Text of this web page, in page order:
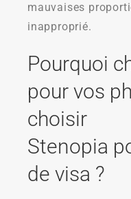
mauvaises
inapproprié.
Pourquoi
pour vos
choisir
Stenopia
de visa ?